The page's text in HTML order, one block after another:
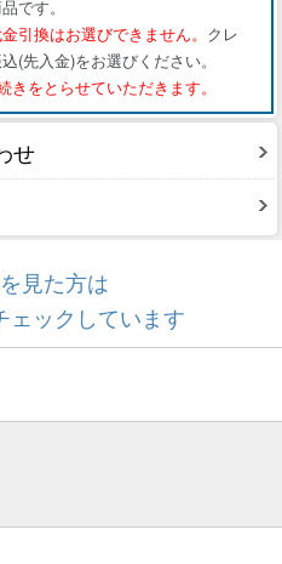
です。
引換はお選びできません。 クレ
(先入金)をお選びください。
をとらせていただきます。
せ
見た方は
ェックしています